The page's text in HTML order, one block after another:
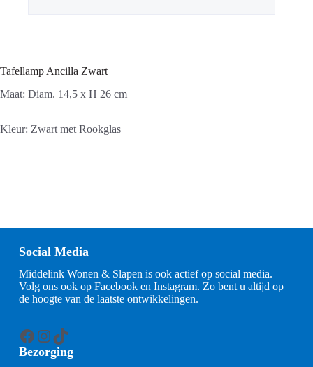
Tafellamp Ancilla Zwart
Maat: Diam. 14,5 x H 26 cm
Kleur: Zwart met Rookglas
Social Media
Middelink Wonen & Slapen is ook actief op social media.
Volg ons ook op Facebook en Instagram. Zo bent u altijd op
de hoogte van de laatste ontwikkelingen.
Facebook
Instagram
TikTok
Bezorging